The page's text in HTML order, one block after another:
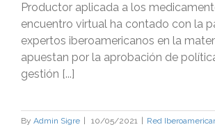
Productor aplicada a los
encuentro virtual ha contado con la
expertos iberoamericanos en la
apuestan por la aprobación de
gestión [...]
By Admin Sigre 10/05/2021
Red